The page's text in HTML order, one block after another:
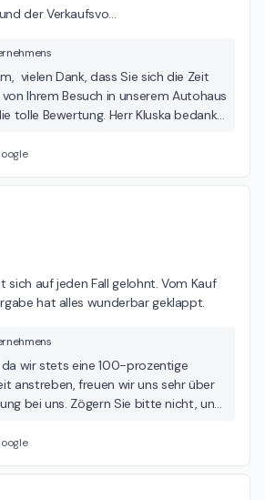
der Verkaufsvo…
vielen Dank, dass Sie sich die Zeit
Ihrem Besuch in unserem Autohaus
tolle Bewertung. Herr Kluska bedankt
Ihnen allzeit gute Fahrt. Viele
sich auf jeden Fall gelohnt. Vom Kauf
hat alles wunderbar geklappt.
da wir stets eine 100-prozentige
anstreben, freuen wir uns sehr über
bei uns. Zögern Sie bitte nicht, uns
Ihnen allzeit gute Fahrt! Viele Grüße,